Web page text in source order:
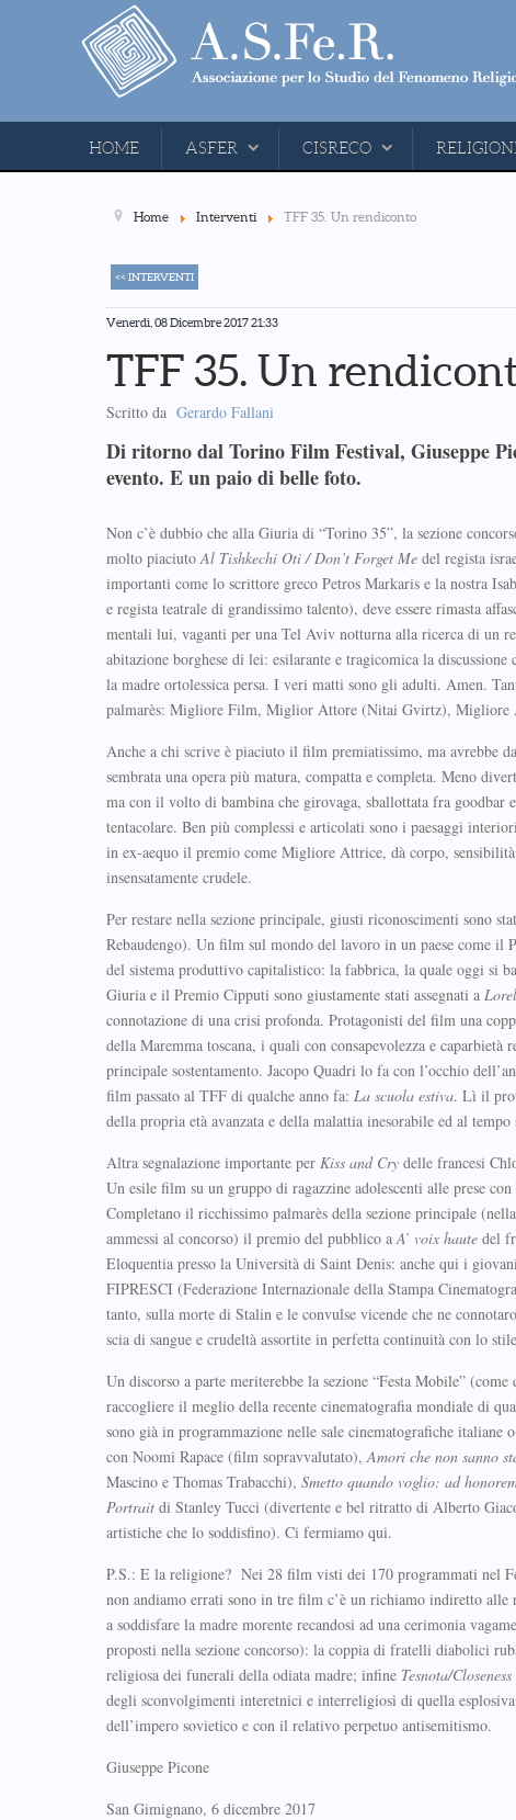
HOME ASFER CISRECO
Home Interventi TFF 35. Un rendiconto
<< INTERVENTI
Venerdì, 08 Dicembre 2017 21:33
TFF 35. Un
Scritto da Gerardo Fallani
Di ritorno dal Torino Film Festival, Giuseppe
evento. E un paio di belle foto.
Non c’è dubbio che alla Giuria di “Torino 35”, la sezione
molto piaciutoAl Tishkechi Oti / Don’t Forget Me del regista
importanti come lo scrittore greco Petros Markaris e la nostra
e regista teatrale di grandissimo talento), deve essere rimasta
mentali lui, vaganti per una Tel Aviv notturna alla ricerca di un
abitazione borghese di lei: esilarante e tragicomica la
la madre ortolessica persa. I veri matti sono gli adulti. Amen.
palmarès: Migliore Film, Miglior Attore (Nitai Gvirtz), Migliore
Anche a chi scrive è piaciuto il film premiatissimo, ma avrebbe
sembrata una opera più matura, compatta e completa. Meno
ma con il volto di bambina che girovaga, sballottata fra goodbar
tentacolare. Ben più complessi e articolati sono i paesaggi
in ex-aequo il premio come Migliore Attrice, dà corpo,
insensatamente crudele.
Per restare nella sezione principale, giusti riconoscimenti sono
Rebaudengo). Un film sul mondo del lavoro in un paese come
del sistema produttivo capitalistico: la fabbrica, la quale oggi si
Giuria e il Premio Cipputi sono giustamente stati assegnati a
connotazione di una crisi profonda. Protagonisti del film una
della Maremma toscana, i quali con consapevolezza e
principale sostentamento. Jacopo Quadri lo fa con l’occhio
film passato al TFF di qualche anno fa: La scuola estiva. Lì il
della propria età avanzata e della malattia inesorabile ed al
Altra segnalazione importante per Kiss and Cry delle francesi
Un esile film su un gruppo di ragazzine adolescenti alle prese
Completano il ricchissimo palmarès della sezione principale
ammessi al concorso) il premio del pubblico aA’ voix haute del
Eloquentia presso la Università di Saint Denis: anche qui i
FIPRESCI (Federazione Internazionale della Stampa
tanto, sulla morte di Stalin e le convulse vicende che ne
scia di sangue e crudeltà assortite in perfetta continuità con lo
Un discorso a parte meriterebbe la sezione “Festa Mobile”
raccogliere il meglio della recente cinematografia mondiale di
sono già in programmazione nelle sale cinematografiche italiane
con Noomi Rapace (film sopravvalutato),Amori che non sanno
Mascino e Thomas Trabacchi), Smetto quando voglio: ad
Portrait di Stanley Tucci (divertente e bel ritratto di Alberto
artistiche che lo soddisfino). Ci fermiamo qui.
P.S.: E la religione? Nei 28 film visti dei 170 programmati nel
non andiamo errati sono in tre film c’è un richiamo indiretto
a soddisfare la madre morente recandosi ad una cerimonia
proposti nella sezione concorso): la coppia di fratelli diabolici
religiosa dei funerali della odiata madre; infine Tesnota/Closeness
degli sconvolgimenti interetnici e interreligiosi di quella
dell’impero sovietico e con il relativo perpetuo antisemitismo.
Giuseppe Picone
San Gimignano, 6 dicembre 2017